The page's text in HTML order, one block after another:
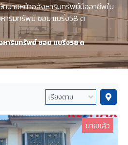
ทนายหน้าอสังหาริมทรัพย์มืออาชีพใน
หาริมทรัพย์ ซอย แบริ่ง58 ต
าริมทรัพย์ ซอย แบริ่ง58 ต
ขายแล้ว